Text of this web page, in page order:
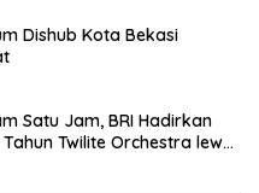
Dishub Kota Bekasi
Satu Jam, BRI Hadirkan
Twilite Orchestra lewat